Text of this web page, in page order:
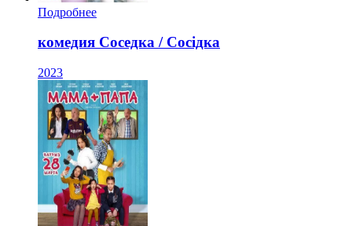
Подробнее
комедия Соседка / Сосiдка
2023